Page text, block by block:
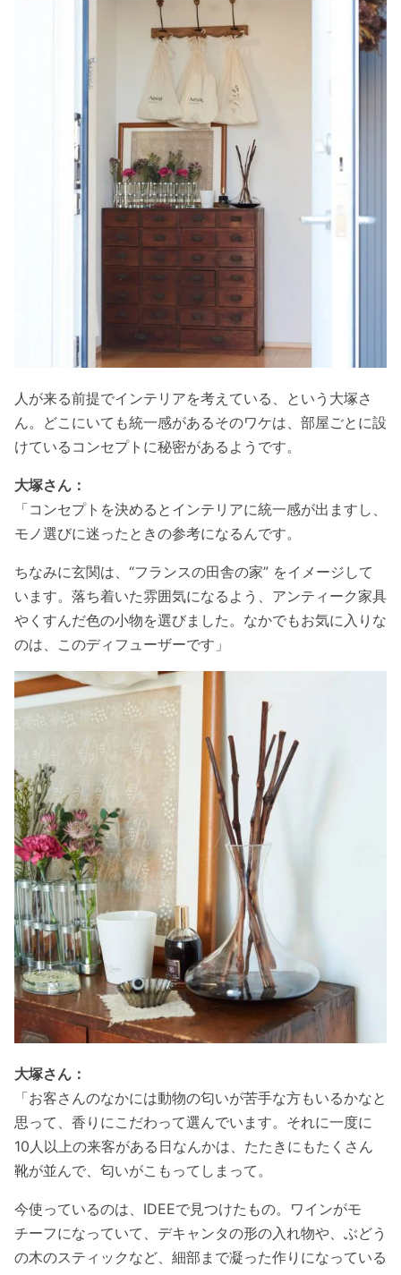
人が来る前提でインテリアを考えている、という大塚さ
ん。どこにいても統一感があるそのワケは、部屋ごとに設
けているコンセプトに秘密があるようです。
大塚さん：
「コンセプトを決めるとインテリアに統一感が出ますし、
モノ選びに迷ったときの参考になるんです。
ちなみに玄関は、“フランスの田舎の家” をイメージして
います。落ち着いた雰囲気になるよう、アンティーク家具
やくすんだ色の小物を選びました。なかでもお気に入りな
のは、このディフューザーです」
大塚さん：
「お客さんのなかには動物の匂いが苦手な方もいるかなと
思って、香りにこだわって選んでいます。それに一度に
10人以上の来客がある日なんかは、たたきにもたくさん
靴が並んで、匂いがこもってしまって。
今使っているのは、IDEEで見つけたもの。ワインがモ
チーフになっていて、デキャンタの形の入れ物や、ぶどう
の木のスティックなど、細部まで凝った作りになっている